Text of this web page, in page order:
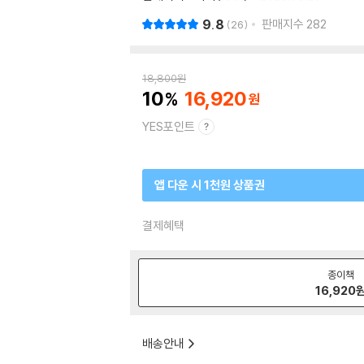
9.8 26 판매지수 282
18,800원
10 16,920
YES포인트
앱 다운 시 1천원 상품권
결제혜택
종이책
16,920
배송안내